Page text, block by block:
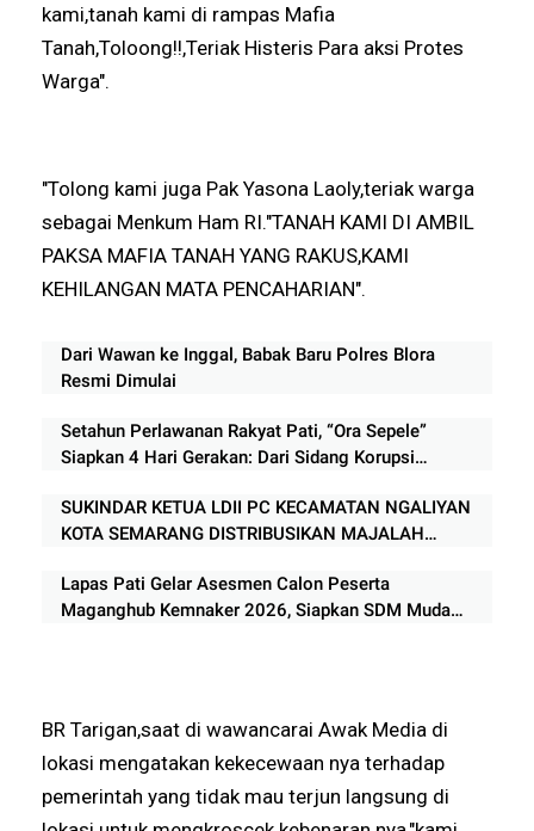
kami,tanah kami di rampas Mafia
Tanah,Toloong!!,Teriak Histeris Para aksi Protes
Warga".
"Tolong kami juga Pak Yasona Laoly,teriak warga
sebagai Menkum Ham RI."TANAH KAMI DI AMBIL
PAKSA MAFIA TANAH YANG RAKUS,KAMI
KEHILANGAN MATA PENCAHARIAN".
Dari Wawan ke Inggal, Babak Baru Polres Blora
Resmi Dimulai
Setahun Perlawanan Rakyat Pati, “Ora Sepele”
Siapkan 4 Hari Gerakan: Dari Sidang Korupsi
SUKINDAR KETUA LDII PC KECAMATAN NGALIYAN
KOTA SEMARANG DISTRIBUSIKAN MAJALAH
Lapas Pati Gelar Asesmen Calon Peserta
Maganghub Kemnaker 2026, Siapkan SDM Muda
BR Tarigan,saat di wawancarai Awak Media di
lokasi mengatakan kekecewaan nya terhadap
pemerintah yang tidak mau terjun langsung di